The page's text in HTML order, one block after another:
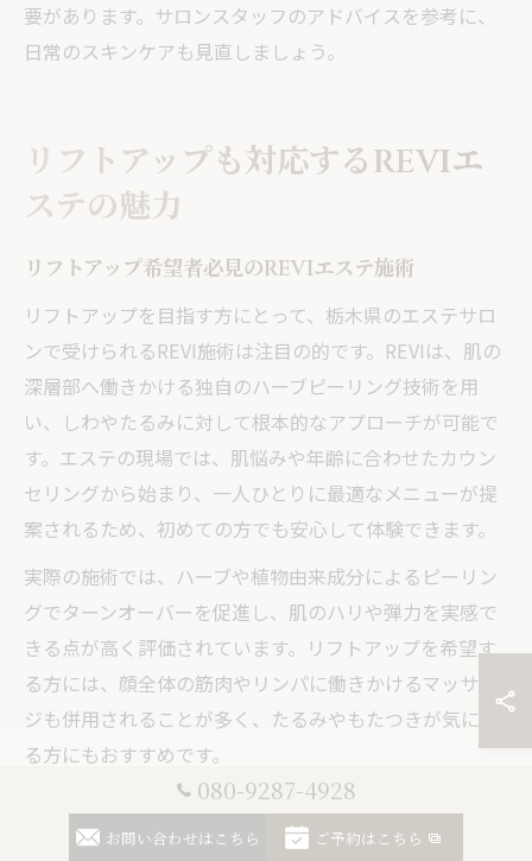
要があります。サロンスタッフのアドバイスを参考に、
日常のスキンケアも見直しましょう。
リフトアップも対応するREVIエ
ステの魅力
リフトアップ希望者必見のREVIエステ施術
リフトアップを目指す方にとって、栃木県のエステサロ
ンで受けられるREVI施術は注目の的です。REVIは、肌の
深層部へ働きかける独自のハーブピーリング技術を用
い、しわやたるみに対して根本的なアプローチが可能で
す。エステの現場では、肌悩みや年齢に合わせたカウン
セリングから始まり、一人ひとりに最適なメニューが提
案されるため、初めての方でも安心して体験できます。
実際の施術では、ハーブや植物由来成分によるピーリン
グでターンオーバーを促進し、肌のハリや弾力を実感で
きる点が高く評価されています。リフトアップを希望す
る方には、顔全体の筋肉やリンパに働きかけるマッサー
ジも併用されることが多く、たるみやもたつきが気にな
る方にもおすすめです。
施術後は、フェイスラインがすっきりし、肌の透明感が
増したと感じる利用者も多く見受けられます。REVIエス
080-9287-4928
お問い合わせはこちら ご予約はこちら